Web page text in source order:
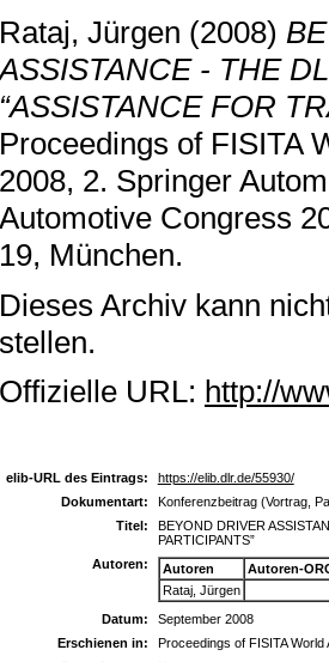
Rataj, Jürgen (2008)
ASSISTANCE - THE
“ASSISTANCE FOR
Proceedings of FISITA
2008, 2. Springer
Automotive Congress
19, München.
Dieses Archiv kann
stellen.
Offizielle URL: http://
elib-URL des Eintrags:
https://elib.dlr.de/55930/
Dokumentart:
Konferenzbeitrag (Vortrag,
Titel:
BEYOND DRIVER
PARTICIPANTS”
Autoren:
Autoren
Autoren-
Rataj, Jürgen
Datum:
September 2008
Erschienen in:
Proceedings of FISITA